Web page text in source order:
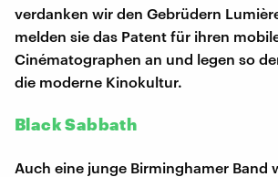
verdanken wir den Gebrüdern
melden sie das Patent für ihren
Cinématographen an und legen so
die moderne Kinokultur.
Black Sabbath
Auch eine junge Birminghamer Band